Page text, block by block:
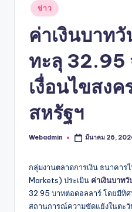
Posted
in
ข่าว
ค่าเงินบาท
ทะลุ 32.95
เงื่อนไขสง
สหรัฐฯ
Posted
Webadmin มีนาคม 26,
กลุ่มงานตลาดการเงิน ธนาคา
Markets) ประเมิน ค่าเงินบาท
32.95 บาทต่อดอลลาร์ โดยมีทิ
สถานการณ์ความขัดแย้งในตะ